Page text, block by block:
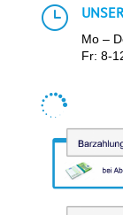
}
Mo –
Fr: 8-
